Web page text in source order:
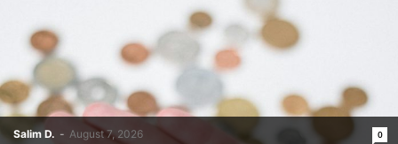
Salim D. - August 7, 2026 0